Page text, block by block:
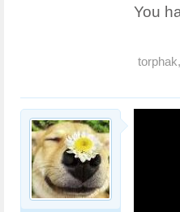
You
torphak,